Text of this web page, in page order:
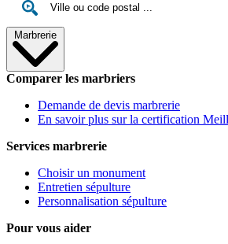
Marbrerie
Comparer les marbriers
Demande de devis marbrerie
En savoir plus sur la certification
Services marbrerie
Choisir un monument
Entretien sépulture
Personnalisation sépulture
Pour vous aider